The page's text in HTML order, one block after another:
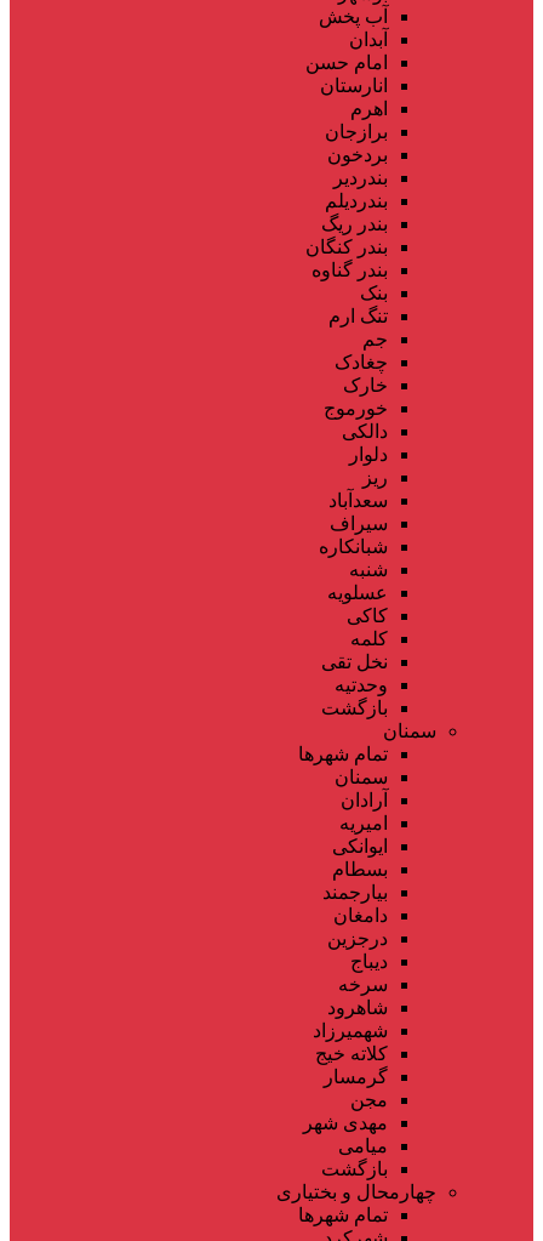
آب پخش
آبدان
امام حسن
انارستان
اهرم
برازجان
بردخون
بندردیر
بندردیلم
بندر ریگ
بندر کنگان
بندر گناوه
بنک
تنگ ارم
جم
چغادک
خارک
خورموج
دالکی
دلوار
ریز
سعدآباد
سیراف
شبانکاره
شنبه
عسلویه
کاکی
کلمه
نخل تقی
وحدتیه
بازگشت
سمنان
تمام شهر‌ها
سمنان
آرادان
امیریه
ایوانکی
بسطام
بیارجمند
دامغان
درجزین
دیباج
سرخه
شاهرود
شهمیرزاد
کلاته خیج
گرمسار
مجن
مهدی شهر
میامی
بازگشت
چهارمحال و بختیاری
تمام شهر‌ها